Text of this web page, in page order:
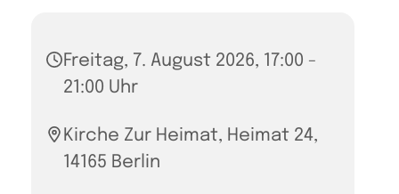
Freitag, 7. August 2026, 17:00 -
21:00 Uhr
Kirche Zur Heimat, Heimat 24,
14165 Berlin